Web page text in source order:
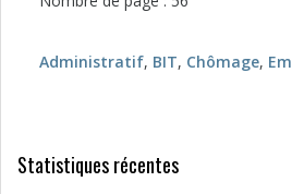
Administratif, BIT, Chômage,
Statistiques récentes